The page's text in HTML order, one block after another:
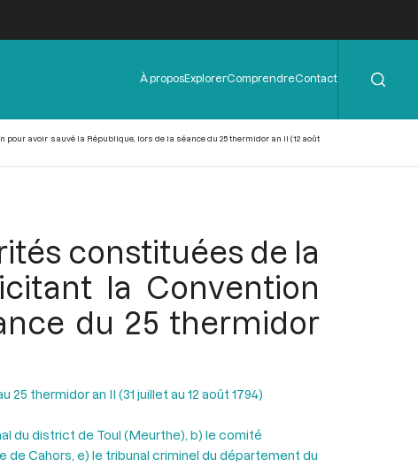
Menu
de
À proposExplorerComprendreContact
avoir sauvé la République, lors de la séance du 25 thermidor an II (12 août
constituées de la
la Convention
du 25 thermidor
25 thermidor an II (31 juillet au 12 août 1794)
du district de Toul (Meurthe), b) le comité
de Cahors, e) le tribunal criminel du département du